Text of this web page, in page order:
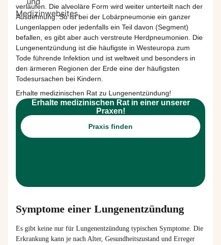
verlaufen . Die alveoläre Form wird weiter unterteilt nach der
Ausdehnung: Soist bei der Lobärpneumonie ein ganzer
Lungenlappen oder jedenfalls ein Teil davon (Segment)
befallen, es gibt aber auch verstreute Herdpneumonien . Die
Lungenentzündung ist die häufigste in Westeuropa zum
Tode führende Infektion und ist weltweit und besonders in
den ärmeren Regionen der Erde eine der häufigsten
Todesursachen bei Kindern
Erhalte medizinischen Rat zu Lungenentzündung!
Erhalte medizinischen Rat in einer unserer
Praxen!
Praxis finden
Symptome einer Lungenentzündung
Es gibt keine nur für Lungenentzündung typischen Symptome. Die
Erkrankung kann je nach Alter, Gesundheitszustand und Erreger